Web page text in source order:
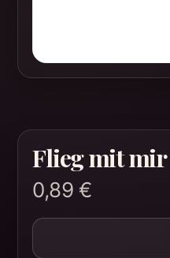
Flieg mit mir
0,89 €
Flieg mit mir